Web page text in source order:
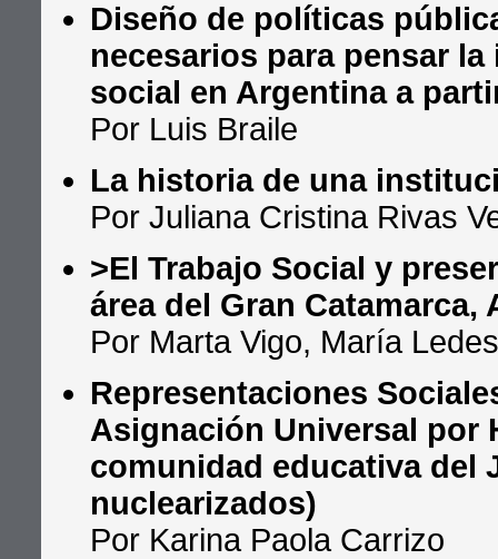
Diseño de políticas
necesarios para pensar
social en Argentina a
Por Luis Braile
La historia de una
Por Juliana Cristina Rivas
>El Trabajo Social y
área del Gran Catamarca,
Por Marta Vigo, María
Representaciones
Asignación Universal por
comunidad educativa del
nuclearizados)
Por Karina Paola Carrizo